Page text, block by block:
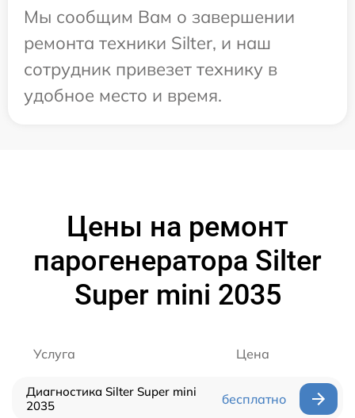
Мы сообщим Вам о завершении
ремонта техники Silter, и наш
сотрудник привезет технику в
удобное место и время.
Цены на ремонт
парогенератора Silter
Super mini 2035
Услуга Цена
Диагностика Silter Super mini
2035
бесплатно